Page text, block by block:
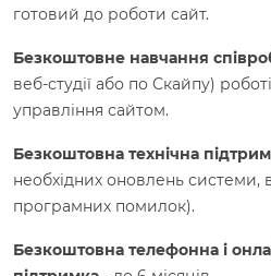
готовий до роботи сайт.
Безкоштовне навчання
веб-студії або по Скайпу)
управління сайтом.
Безкоштовна технічна
необхідних оновлень
програмних помилок).
Безкоштовна телефонна і